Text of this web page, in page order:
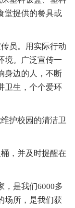
堂提供的餐具或
员。用实际行动
境。广泛宣传一
身边的人，不断
卫生，个个爱环
护校园的清洁卫
，并及时提醒在
，是我们6000多
场所，是我们获